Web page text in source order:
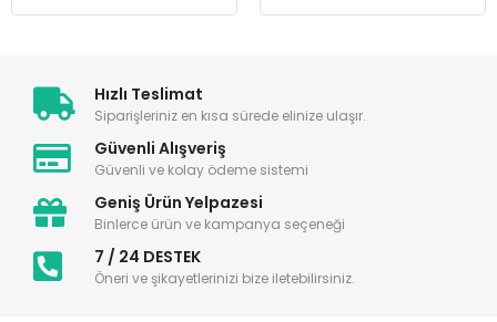
Hızlı Teslimat
Siparişleriniz en kısa sürede elinize ulaşır.
Güvenli Alışveriş
Güvenli ve kolay ödeme sistemi
Geniş Ürün Yelpazesi
Binlerce ürün ve kampanya seçeneği
7 / 24 DESTEK
Öneri ve şikayetlerinizi bize iletebilirsiniz.